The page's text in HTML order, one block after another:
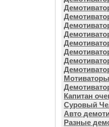
Мотиваторы
Капитан
Суровый
Авто
Разные